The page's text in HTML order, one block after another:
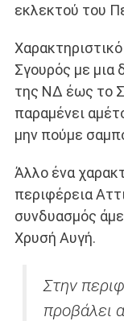
εκλεκτού του
Σγουρός με μια
της ΝΔ έως το
παραμένει
μην πούμε
Άλλο ένα
περιφέρεια
συνδυασμός
Χρυσή Αυγή.
Στην
προβάλει